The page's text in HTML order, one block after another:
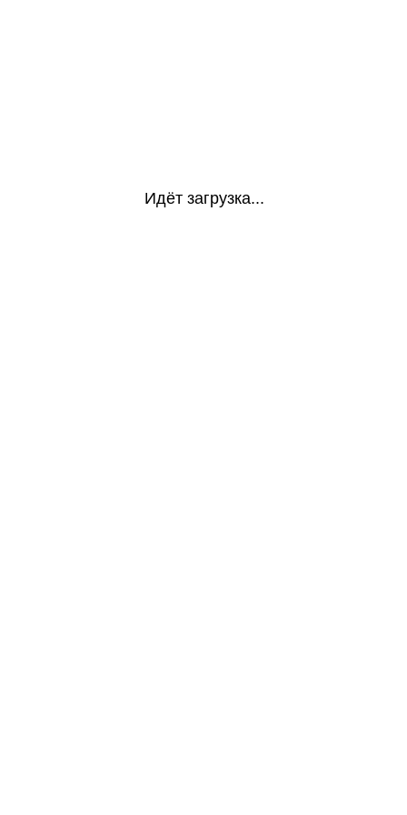
Идёт загрузка...